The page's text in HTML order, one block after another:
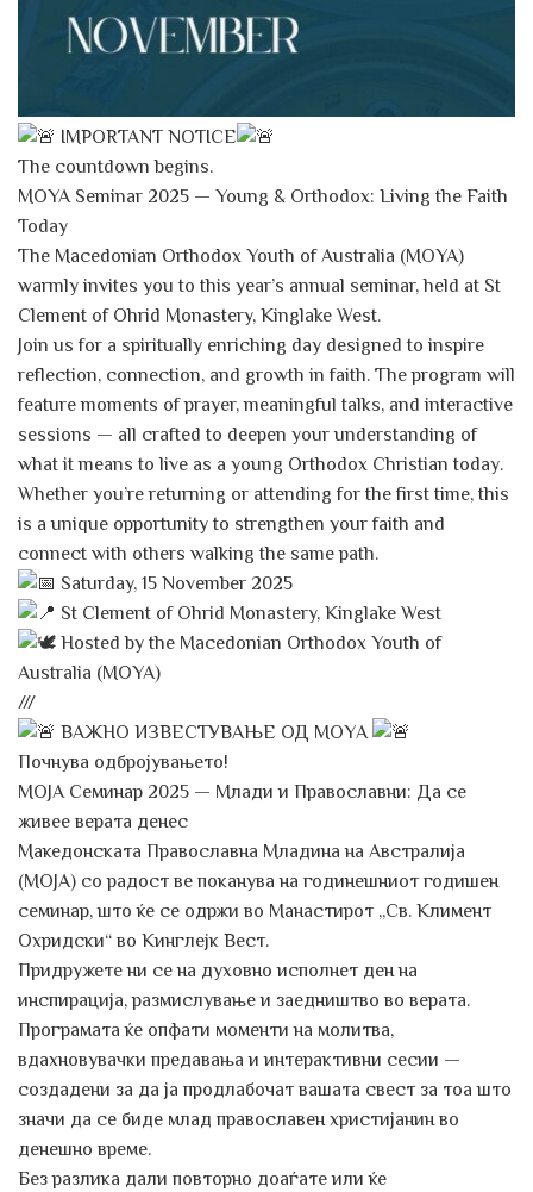
IMPORTANT NOTICE
The countdown begins.
MOYA Seminar 2025 — Young & Orthodox: Living the Faith
Today
The Macedonian Orthodox Youth of Australia (MOYA)
warmly invites you to this year’s annual seminar, held at St
Clement of Ohrid Monastery, Kinglake West.
Join us for a spiritually enriching day designed to inspire
reflection, connection, and growth in faith. The program will
feature moments of prayer, meaningful talks, and interactive
sessions — all crafted to deepen your understanding of
what it means to live as a young Orthodox Christian today.
Whether you’re returning or attending for the first time, this
is a unique opportunity to strengthen your faith and
connect with others walking the same path.
Saturday, 15 November 2025
St Clement of Ohrid Monastery, Kinglake West
Hosted by the Macedonian Orthodox Youth of
Australia (MOYA)
///
ВАЖНО ИЗВЕСТУВАЊЕ ОД МОYА
Почнува одбројувањето!
МОЈА Семинар 2025 — Млади и Православни: Да се
живее верата денес
Македонската Православна Младина на Австралија
(МОЈА) со радост ве поканува на годинешниот годишен
семинар, што ќе се одржи во Манастирот „Св. Климент
Охридски“ во Кинглејк Вест.
Придружете ни се на духовно исполнет ден на
инспирација, размислување и заедништво во верата.
Програмата ќе опфати моменти на молитва,
вдахновувачки предавања и интерактивни сесии —
создадени за да ја продлабочат вашата свест за тоа што
значи да се биде млад православен христијанин во
денешно време.
Без разлика дали повторно доаѓате или ќе